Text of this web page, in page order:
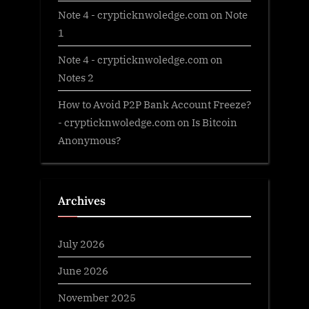
Note 4 - crypticknwoledge.comon Note
1
Note 4 - crypticknwoledge.comon
Notes 2
How to Avoid P2P Bank Account Freeze?
- crypticknwoledge.comon Is Bitcoin
Anonymous?
Archives
July 2026
June 2026
November 2025